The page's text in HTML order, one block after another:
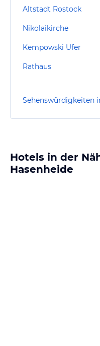
Altstadt Rostock
Nikolaikirche
Kempowski Ufer
Rathaus
Sehenswürdigkeiten
Hotels in der
Hasenheide